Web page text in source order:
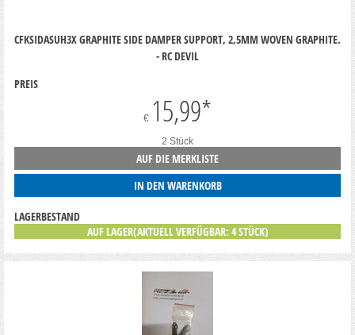
CFKSIDASUH3X GRAPHITE SIDE DAMPER SUPPORT, 2,5MM WOVEN GRAPHITE.
- RC DEVIL
PREIS
€ 15,99*
2 Stück
AUF DIE MERKLISTE
IN DEN WARENKORB
LAGERBESTAND
AUF LAGER(AKTUELL VERFÜGBAR: 4 STÜCK)